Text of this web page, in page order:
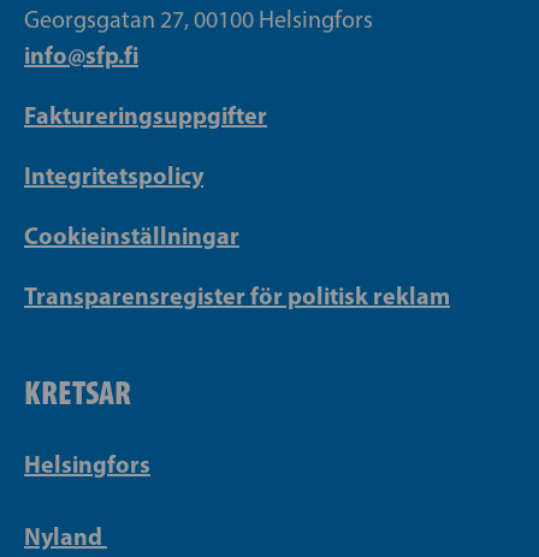
Georgsgatan 27, 00100 Helsingfors
info@sfp.fi
Faktureringsuppgifter
Integritetspolicy
Cookieinställningar
Transparensregister för politisk reklam
KRETSAR
Helsingfors
Nyland